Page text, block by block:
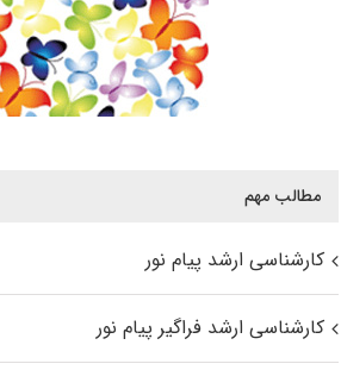
مطالب مهم
کارشناسی ارشد پیام نور
کارشناسی ارشد فراگیر پیام نور